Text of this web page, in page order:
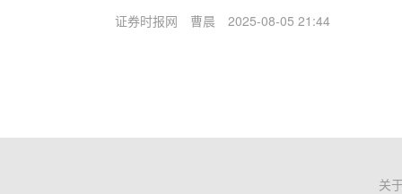
证券时报网 曹晨 2025-08-05 21:44
关